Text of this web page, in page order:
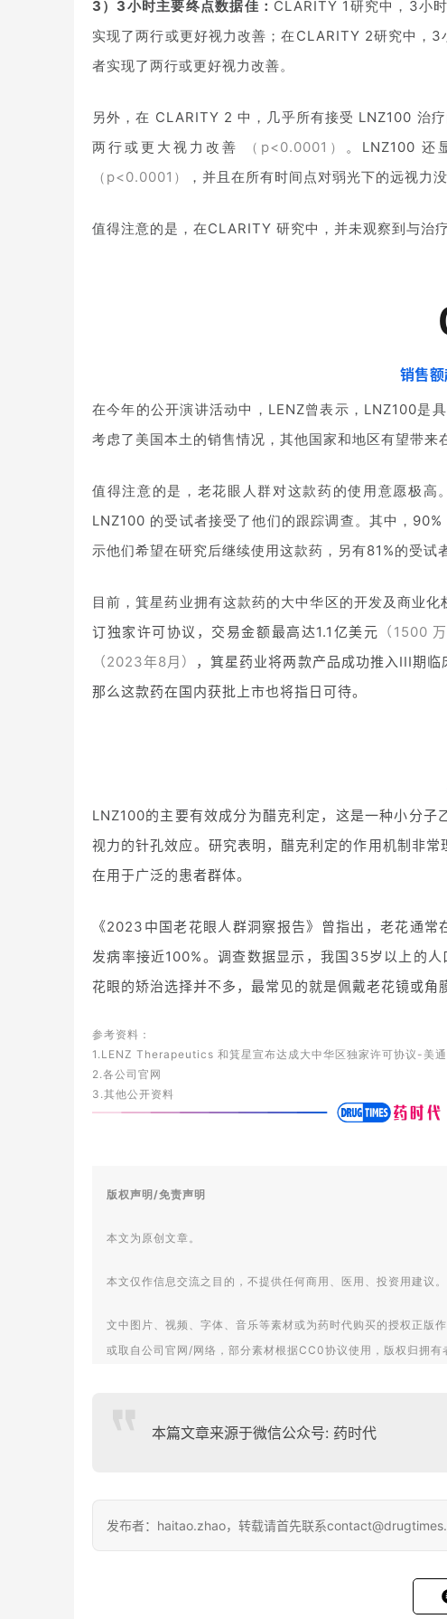
3）3小时主要终点数据佳： CLARITY 1研究中，3小
实现了两行或更好视力改善；在CLARITY 2研究中，
者实现了两行或更好视力改善。
另外，在 CLARITY 2 中，几乎所有接受 LNZ100 治
两行或更大视力改善
（p<0.0001） 。LNZ100 还
（p<0.0001）
，并且在所有时间点对弱光下的远视力
值得注意的是，在CLARITY 研究中，并未观察到与治
销售额
在今年的公开演讲活动中，LENZ曾表示，LNZ100是
考虑了美国本土的销售情况，其他国家和地区有望带来
值得注意的是，老花眼人群对这款药的使用意愿极
LNZ100 的受试者接受了他们的跟踪调查。其中，
示他们希望在研究后继续使用这款药，另有81%的受试
目前，箕星药业拥有这款药的大中华区的开发及商业化
订独家许可协议，交易金额最高达1.1亿美元 （1500
（2023年8月） ，箕星药业将两款产品成功推入III期临
那么这款药在国内获批上市也将指日可待。
LNZ100的主要有效成分为醋克利定，这是一种小分
视力的针孔效应。研究表明，醋克利定的作用机制非
在用于广泛的患者群体。
《2023中国老花眼人群洞察报告》曾指出，老花通
发病率接近100%。调查数据显示，我国35岁以上的
花眼的矫治选择并不多，最常见的就是佩戴老花镜或角
参考资料：
1.LENZ Therapeutics 和箕星宣布达成大中华区独家许可协议-美
2.各公司官网
3.其他公开资料
版权声明/免责声明
本文为原创文章。
本文仅作信息交流之目的，不提供任何商用、医用、投资用建议。
文中图片、视频、字体、音乐等素材或为药时代购买的授权正版
或取自公司官网/网络，部分素材根据CC0协议使用，版权归拥有
衷心感谢!
联系方式:
本篇文章来源于微信公众号: 药时代
发布者：haitao.zhao，转载请首先联系